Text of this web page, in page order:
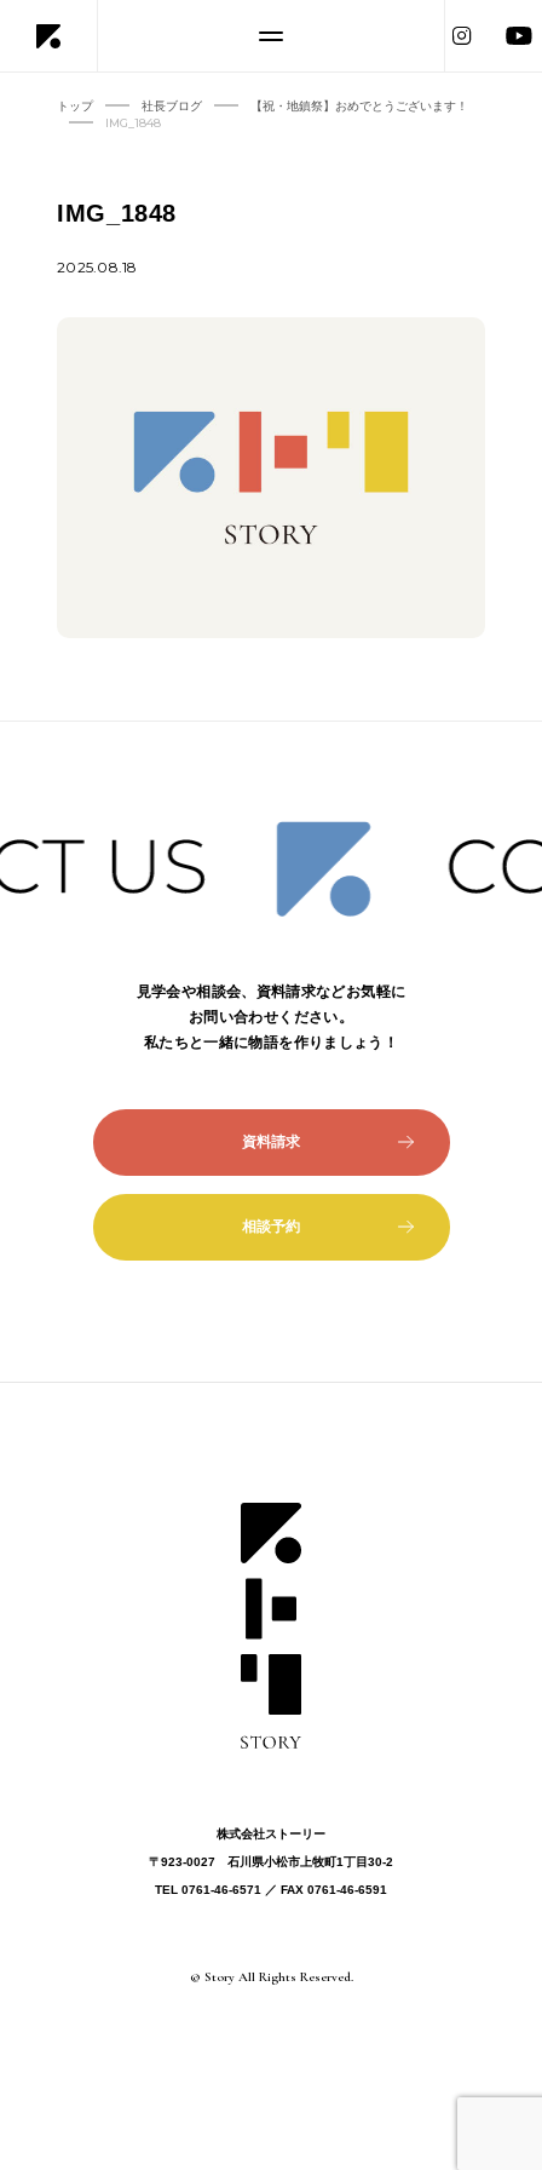
トップ 社長ブログ
【祝・地鎮祭】おめでとうございます！
IMG_1848
IMG_1848
2025.08.18
見学会や相談会、資料請求などお気軽に
お問い合わせください。
私たちと一緒に物語を作りましょう！
資料請求
相談予約
株式会社ストーリー
〒923-0027 ⽯川県⼩松市上牧町1丁目30-2
TEL 0761-46-6571 ／ FAX 0761-46-6591
© Story All Rights Reserved.